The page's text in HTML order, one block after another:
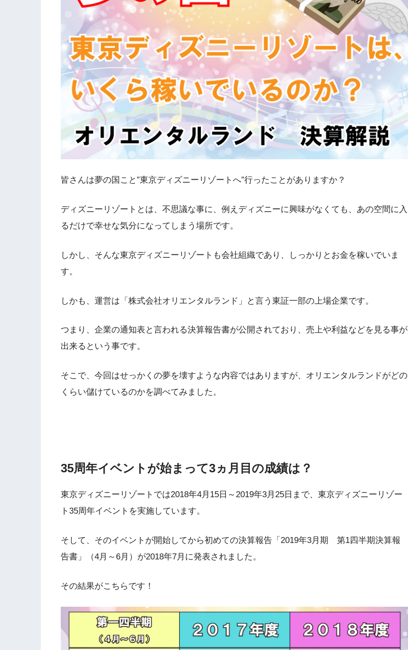
皆さんは夢の国こと”東京ディズニーリゾートへ”行ったことがありますか？
ディズニーリゾートとは、不思議な事に、例えディズニーに興味がなくても、あの空間に入
るだけで幸せな気分になってしまう場所です。
しかし、そんな東京ディズニーリゾートも会社組織であり、しっかりとお金を稼いでいま
す。
しかも、運営は 「株式会社オリエンタルランド」 と言う東証一部の上場企業です。
つまり、企業の通知表と言われる決算報告書が公開されており、売上や利益などを見る事が
出来るという事です。
そこで、今回はせっかくの夢を壊すような内容ではありますが、オリエンタルランドがどの
くらい儲けているのかを調べてみました。
35周年イベントが始まって3ヵ月目の成績は？
東京ディズニーリゾートでは2018年4月15日～2019年3月25日まで、 東京ディズニーリゾー
ト35周年イベント を実施しています。
そして、そのイベントが開始してから初めての決算報告「2019年3月期 第1四半期決算報
告書」（4月～6月）が2018年7月に発表されました。
その結果がこちらです！